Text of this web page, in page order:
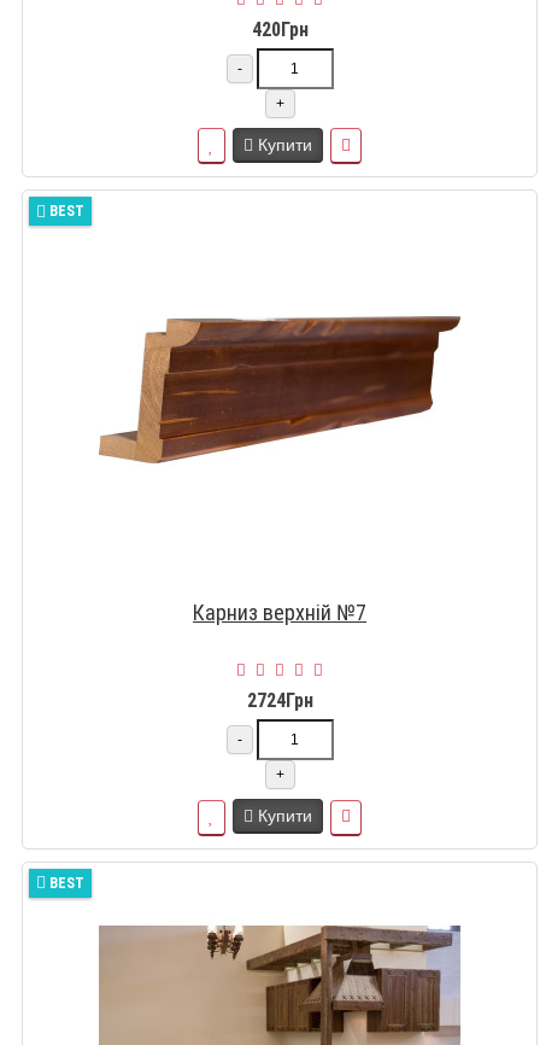
420Грн
-
+
Купити
BEST
Карниз верхній №7
2724Грн
-
+
Купити
BEST